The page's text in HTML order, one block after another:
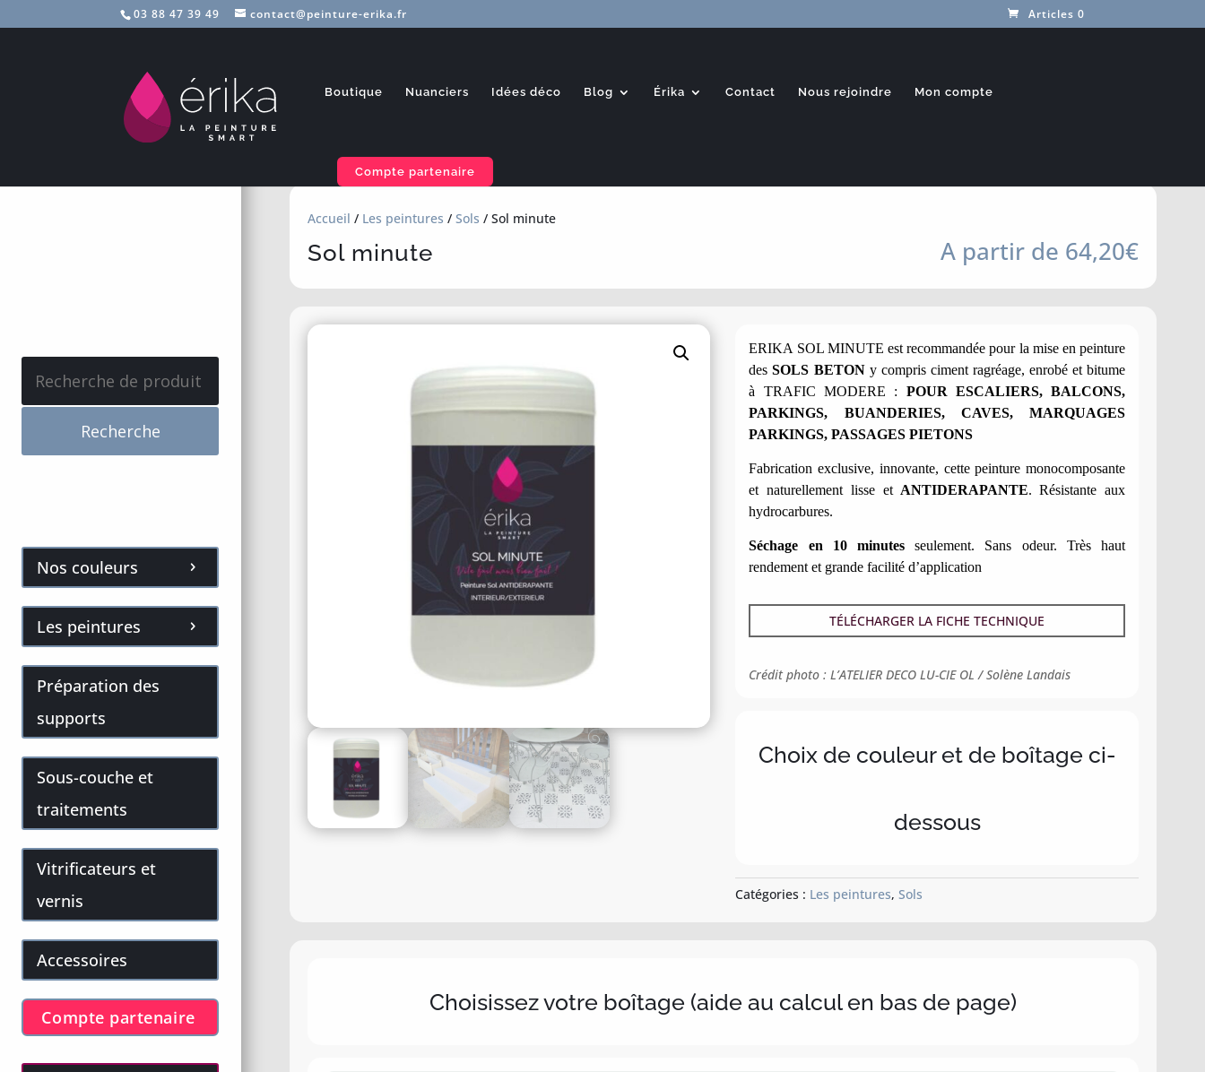
03 88 47 39 49 contact@peinture-erika.fr Articles 0
Boutique Nuanciers Idées déco Blog Érika Contact Nous rejoindre Mon compte
Compte partenaire
pour :
Recherche
Nos couleurs
Les peintures
Préparation des
supports
Sous-couche et
traitements
Vitrificateurs et
vernis
Accessoires
Compte partenaire
Accueil / Les peintures / Sols / Sol minute
Sol minute À partir de 64,20€
ERIKA SOL MINUTE est recommandée pour la mise en peinture
desSOLS BETON y compris ciment ragréage, enrobé et bitume
à TRAFIC MODERE : POUR ESCALIERS, BALCONS,
PARKINGS, BUANDERIES, CAVES, MARQUAGES
PARKINGS, PASSAGES PIETONS
Fabrication exclusive, innovante, cette peinture monocomposante
et naturellement lisse etANTIDERAPANTE. Résistante aux
hydrocarbures.
Séchage en 10 minutes seulement. Sans odeur. Très haut
rendement et grande facilité d’application
TÉLÉCHARGER LA FICHE TECHNIQUE
Crédit photo : L’ATELIER DECO LU-CIE OL / Solène Landais
Choix de couleur et de boîtage ci-
dessous
Catégories : Les peintures,Sols
Choisissez votre boîtage (aide au calcul en bas de page)